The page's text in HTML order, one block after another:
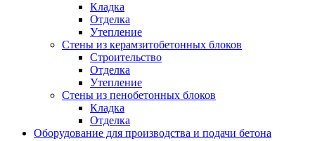
Кладка
Отделка
Утепление
Стены из керамзитобетонных блоков
Строительство
Отделка
Утепление
Стены из пенобетонных блоков
Кладка
Отделка
Оборудование для производства и подачи бетона